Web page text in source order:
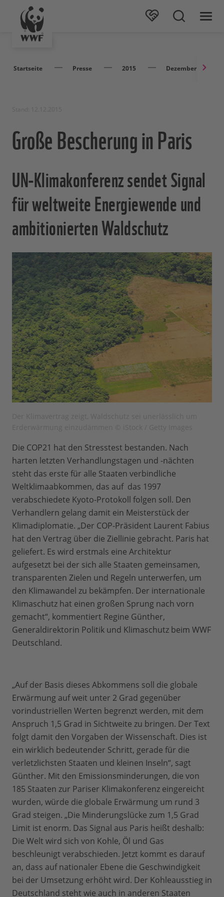
Startseite Presse 2015 Dezember
Große Bescherung in Paris
UN-Klimakonferenz sendet Signal
für weltweite Energiewende und
ambitionierten Waldschutz
Die COP21 hat den Stresstest bestanden. Nach
harten letzten Verhandlungstagen und -nächten
steht das erste für alle Staaten verbindliche
Weltklimaabkommen, das auf das 1997
verabschiedete Kyoto-Protokoll folgen soll. Den
Verhandlern gelang damit ein Meisterstück der
Klimadiplomatie. „Der COP-Präsident Laurent Fabius
hat den Vertrag über die Ziellinie gebracht. Paris hat
geliefert. Es wird erstmals eine Architektur
aufgesetzt bei der sich alle Staaten gemeinsamen,
transparenten Zielen und Regeln unterwerfen, um
den Klimawandel zu bekämpfen. Der internationale
Klimaschutz hat einen großen Sprung nach vorn
gemacht“, kommentiert Regine Günther,
Generaldirektorin Politik und Klimaschutz beim WWF
Deutschland.
„Auf der Basis dieses Abkommens soll die globale
Erwärmung auf weit unter 2 Grad gegenüber
vorindustriellen Werten begrenzt werden, mit dem
Anspruch 1,5 Grad in Sichtweite zu bringen. Der Text
folgt damit den Vorgaben der Wissenschaft. Dies ist
ein wirklich bedeutender Schritt, gerade für die
verletzlichsten Staaten und kleinen Inseln“, sagt
Günther. Mit den Emissionsminderungen, die von
185 Staaten zur Pariser Klimakonferenz eingereicht
wurden, würde die globale Erwärmung um rund 3
Grad steigen. „Die Minderungslücke zum 1,5 Grad
Limit ist enorm. Das Signal aus Paris heißt deshalb:
Die Welt wird sich von Kohle, Öl und Gas
beschleunigt verabschieden. Jetzt kommt es darauf
an, dass auf nationaler Ebene die Geschwindigkeit
bei der Umsetzung erhöht wird. Der Kohleausstieg in
Deutschland steht wie auch in anderen Staaten